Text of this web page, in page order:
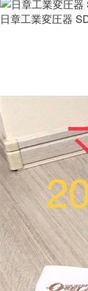
日章工業変圧器